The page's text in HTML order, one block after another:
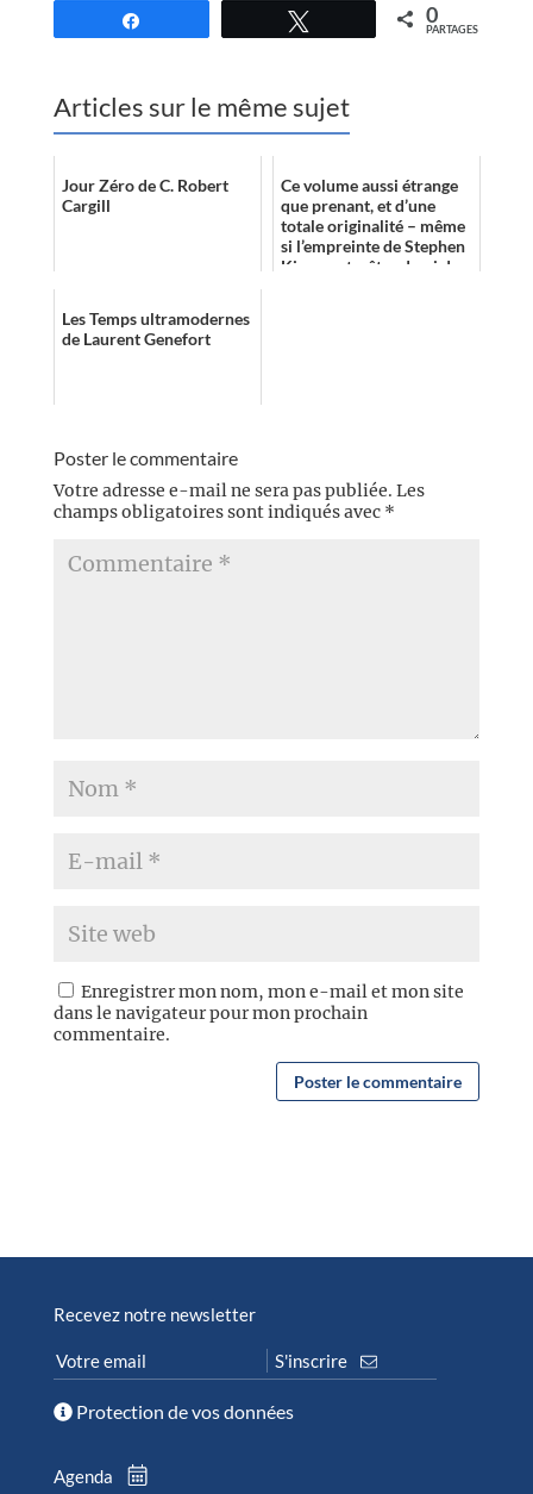
0
PARTAGES
Articles sur le même sujet
Jour Zéro de C. Robert
Cargill
Ce volume aussi étrange
que prenant, et d’une
totale originalité – même
si l’empreinte de Stephen
King peut y être de-ci de-
Les Temps ultramodernes
de Laurent Genefort
Poster le commentaire
Votre adresse e-mail ne sera pas publiée. Les
champs obligatoires sont indiqués avec *
Enregistrer mon nom, mon e-mail et mon site
dans le navigateur pour mon prochain
commentaire.
Recevez notre newsletter
Protection de vos données
Agenda